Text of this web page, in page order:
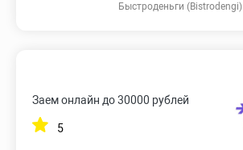
Быстроденьги (Bistrodengi)
Заем онлайн до 30000 рублей
5